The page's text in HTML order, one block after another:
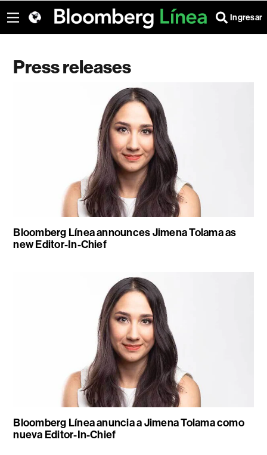
Ingresar
Press releases
Bloomberg Línea announces Jimena Tolama as
new Editor-In-Chief
Bloomberg Línea anuncia a Jimena Tolama como
nueva Editor-In-Chief